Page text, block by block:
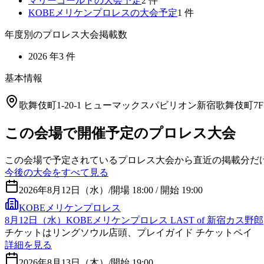
KOBEメリケンプロレスの大会予定1 件
年度別のプロレス大会掲載数
2026 年3 件
基本情報
歌舞伎町1-20-1 ヒューマックスパビリオン新宿歌舞伎町7F
この会場で開催予定のプロレス大会
この会場で予定されているプロレス大会から直近の掲載分だ
今後の大会をすべて見る
2026年8月12日（水） /開場 18:00 / 開始 19:00
KOBEメリケンプロレス
8月12日（水）KOBEメリケンプロレス LAST of 新宿カス野郎
チケットはリングソウル店頭、プレイガイド チケットペイ
詳細を見る